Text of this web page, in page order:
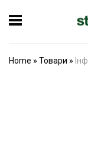
Home » Товари »